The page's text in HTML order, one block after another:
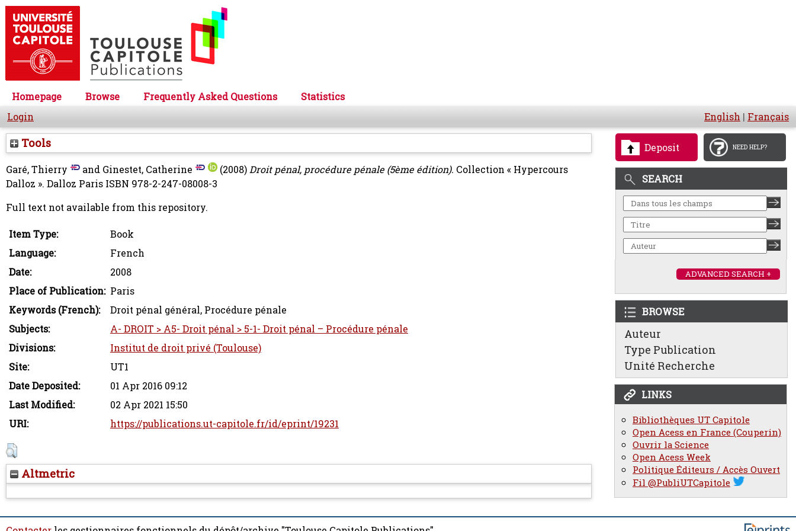
Homepage Browse Frequently Asked Questions
Statistics
Login
English | Français
Deposit NEED HELP?
SEARCH
ADVANCED SEARCH +
BROWSE
Auteur
Type Publication
Unité Recherche
LINKS
Bibliothèques UT Capitole
Open Acess en France (Couperin)
Ouvrir la Science
Open Acess Week
Politique Éditeurs / Accès Ouvert
Fil @PubliUTCapitole
Tools
Garé, Thierry and Ginestet, Catherine (2008)Droit pénal, procédure pénale (5ème édition). Collection « Hypercours
Dalloz ». Dalloz Paris ISBN 978-2-247-08008-3
Full text not available from this repository.
Item Type:
Book
Language:
French
Date:
2008
Place of Publication: Paris
Keywords (French):
Droit pénal général, Procédure pénale
Subjects:
A- DROIT > A5- Droit pénal > 5-1- Droit pénal – Procédure pénale
Divisions:
Institut de droit privé (Toulouse)
Site:
UT1
Date Deposited:
01 Apr 2016 09:12
Last Modified:
02 Apr 2021 15:50
URI:
https://publications.ut-capitole.fr/id/eprint/19231
Altmetric